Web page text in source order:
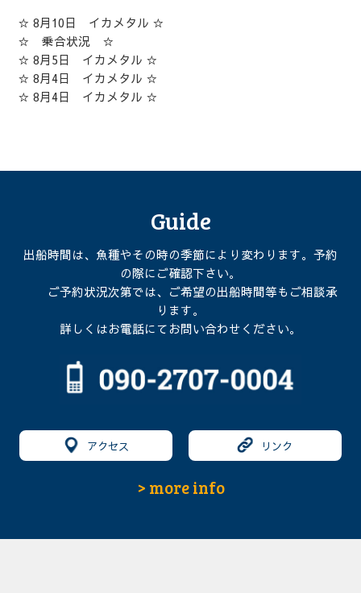
☆ 8月10日 イカメタル ☆
☆ 乗合状況 ☆
☆ 8月5日 イカメタル ☆
☆ 8月4日 イカメタル ☆
☆ 8月4日 イカメタル ☆
Guide
出船時間は、魚種やその時の季節により変わります。予約
の際にご確認下さい。
ご予約状況次第では、ご希望の出船時間等もご相談承
ります。
詳しくはお電話にてお問い合わせください。
アクセス リンク
> more info